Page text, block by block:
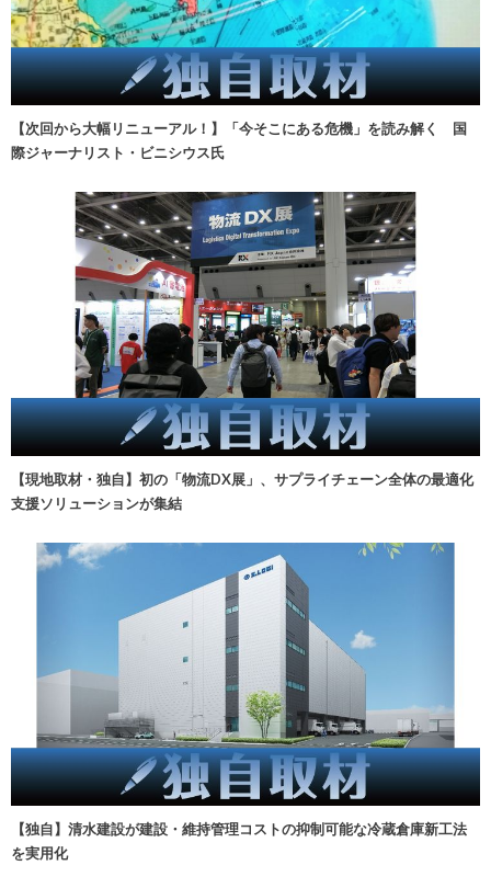
【次回から大幅リニューアル！】「今そこにある危機」を読み解く 国
際ジャーナリスト・ビニシウス氏
【現地取材・独自】初の「物流DX展」、サプライチェーン全体の最適化
支援ソリューションが集結
【独自】清水建設が建設・維持管理コストの抑制可能な冷蔵倉庫新工法
を実用化